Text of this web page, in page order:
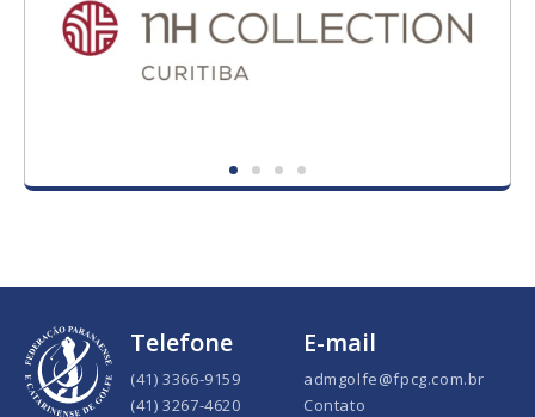
Telefone
(41) 3366-9159
(41) 3267-4620
E-mail
admgolfe@fpcg.com.br
Contato